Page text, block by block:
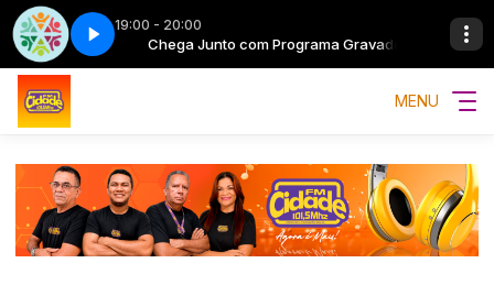
19:00 - 20:00
Gravado Chega Junto com Programa Gravado
MENU